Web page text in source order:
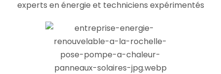
experts en énergie et techniciens expérimentés